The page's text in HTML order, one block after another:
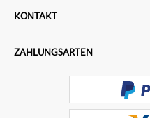
KONTAKT
ZAHLUNGSARTEN